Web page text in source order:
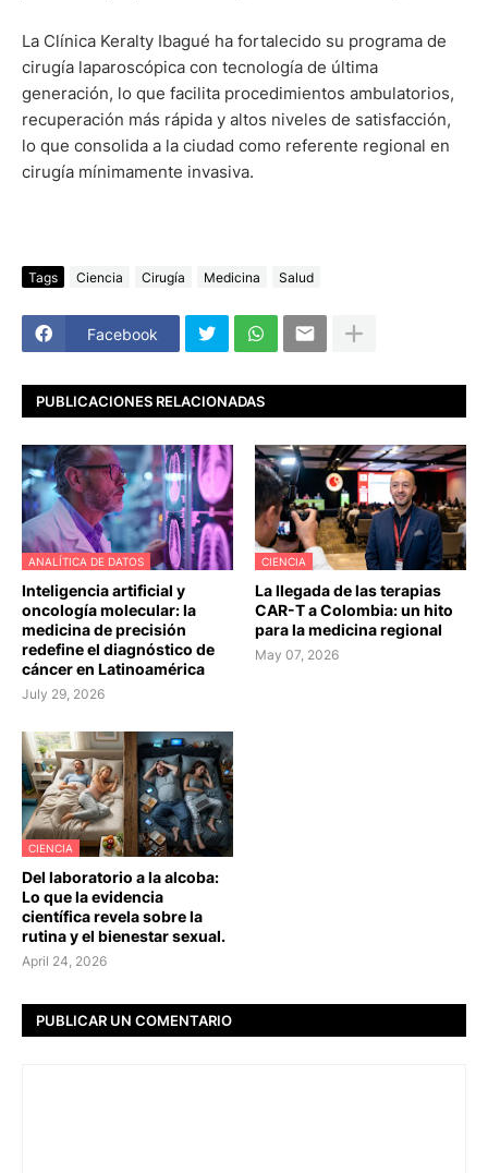
La Clínica Keralty Ibagué ha fortalecido su programa de
cirugía laparoscópica con tecnología de última
generación, lo que facilita procedimientos ambulatorios,
recuperación más rápida y altos niveles de satisfacción,
lo que consolida a la ciudad como referente regional en
cirugía mínimamente invasiva.
Tags Ciencia Cirugía Medicina Salud
Facebook
PUBLICACIONES RELACIONADAS
ANALÍTICA DE DATOS
Inteligencia artificial y
oncología molecular: la
medicina de precisión
redefine el diagnóstico de
cáncer en Latinoamérica
July 29, 2026
CIENCIA
La llegada de las terapias
CAR-T a Colombia: un hito
para la medicina regional
May 07, 2026
CIENCIA
Del laboratorio a la alcoba:
Lo que la evidencia
científica revela sobre la
rutina y el bienestar sexual.
April 24, 2026
PUBLICAR UN COMENTARIO